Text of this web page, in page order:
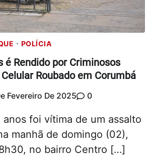
POLÍCIA
é Rendido por Criminosos
Roubado em Corumbá
Fevereiro De 2025 0
anos foi vítima de um assalto
manhã de domingo (02),
no bairro Centro […]